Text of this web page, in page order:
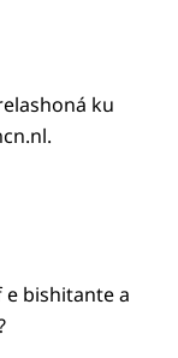
ku
bishitante a